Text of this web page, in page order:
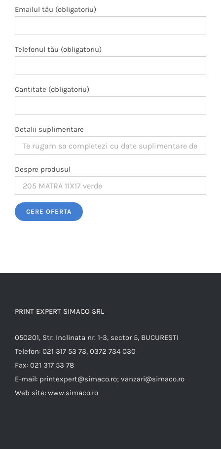
Emailul tău (obligatoriu)
Telefonul tău (obligatoriu)
Cantitate (obligatoriu)
Detalii suplimentare
Despre produsul
Please leave this field empty.
PRINT EXPERT SIMACO SRL
050201, Str. Inclinata nr. 1-3, sector 5, BUCURESTI
Telefon: 021 317 53 73, 0372 734 030
Fax: 021 317 53 78
E-mail: printexpert@simaco.ro; vanzari@simaco.ro
Web site: www.simaco.ro